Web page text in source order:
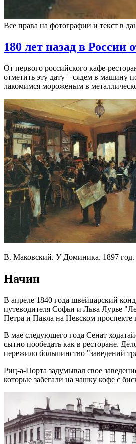
Все права на фотографии и текст в
180 лет назад в России
От первого российского кафе-
отметить эту дату – сядем в
лакомимся мороженым в
В. Маковский. У Доминика. 1897 год.
Начин
В апреле 1840 года швейцарский
путеводителя Софьи и Льва Лурье
Петра и Павла на Невском
В мае следующего года Сенат
сытно пообедать как в ресторане.
пережило большинство "заведений
Риц-а-Порта задумывал свое
которые забегали на чашку кофе с